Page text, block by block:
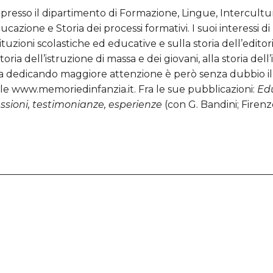
il dipartimento di Formazione, Lingue,
e Storia dei processi formativi. I suoi interessi
scolastiche ed educative e sulla storia
dell’istruzione di massa e dei giovani, alla storia
dedicando maggiore attenzione è però senza dubbio
www.memoriedinfanzia.it. Fra le sue pubblicazioni:
testimonianze, esperienze (con G. Bandini;